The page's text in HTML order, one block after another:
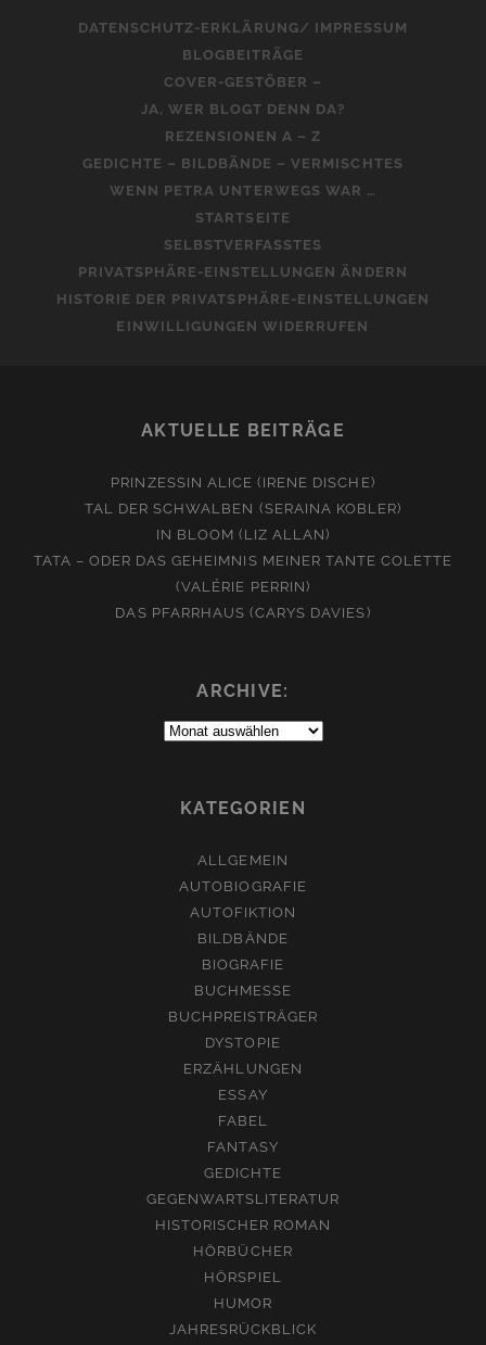
DATENSCHUTZ-ERKLÄRUNG/ IMPRESSUM
BLOGBEITRÄGE
COVER-GESTÖBER –
JA, WER BLOGT DENN DA?
REZENSIONEN A – Z
GEDICHTE – BILDBÄNDE – VERMISCHTES
WENN PETRA UNTERWEGS WAR …
STARTSEITE
SELBSTVERFASSTES
PRIVATSPHÄRE-EINSTELLUNGEN ÄNDERN
HISTORIE DER PRIVATSPHÄRE-EINSTELLUNGEN
EINWILLIGUNGEN WIDERRUFEN
AKTUELLE BEITRÄGE
PRINZESSIN ALICE (IRENE DISCHE)
TAL DER SCHWALBEN (SERAINA KOBLER)
IN BLOOM (LIZ ALLAN)
TATA – ODER DAS GEHEIMNIS MEINER TANTE COLETTE
(VALÉRIE PERRIN)
DAS PFARRHAUS (CARYS DAVIES)
ARCHIVE:
Archive:
KATEGORIEN
ALLGEMEIN
AUTOBIOGRAFIE
AUTOFIKTION
BILDBÄNDE
BIOGRAFIE
BUCHMESSE
BUCHPREISTRÄGER
DYSTOPIE
ERZÄHLUNGEN
ESSAY
FABEL
FANTASY
GEDICHTE
GEGENWARTSLITERATUR
HISTORISCHER ROMAN
HÖRBÜCHER
HÖRSPIEL
HUMOR
JAHRESRÜCKBLICK